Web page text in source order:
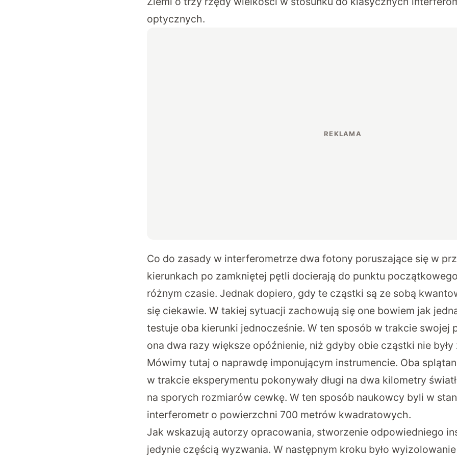
optycznych.
Co do zasady w interferometrze dwa fotony poruszające się w
kierunkach po zamkniętej pętli docierają do punktu
różnym czasie. Jednak dopiero, gdy te cząstki są ze sobą
się ciekawie. W takiej sytuacji zachowują się one bowiem jak
testuje oba kierunki jednocześnie. W ten sposób w trakcie swojej
ona dwa razy większe opóźnienie, niż gdyby obie cząstki nie były
Mówimy tutaj o naprawdę imponującym instrumencie. Oba
w trakcie eksperymentu pokonywały długi na dwa kilometry
na sporych rozmiarów cewkę. W ten sposób naukowcy byli w
interferometr o powierzchni 700 metrów kwadratowych.
Jak wskazują autorzy opracowania, stworzenie odpowiedniego
jedynie częścią wyzwania. W następnym kroku było